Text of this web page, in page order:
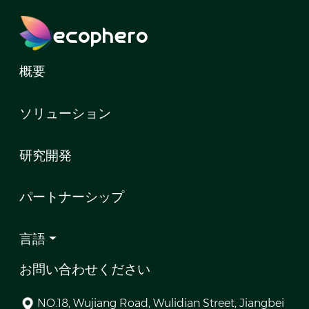
ecophero
概要
ソリューション
研究開発
パートナーシップ
言語
お問い合わせください
NO.18, Wujiang Road, Wulidian Street, Jiangbei